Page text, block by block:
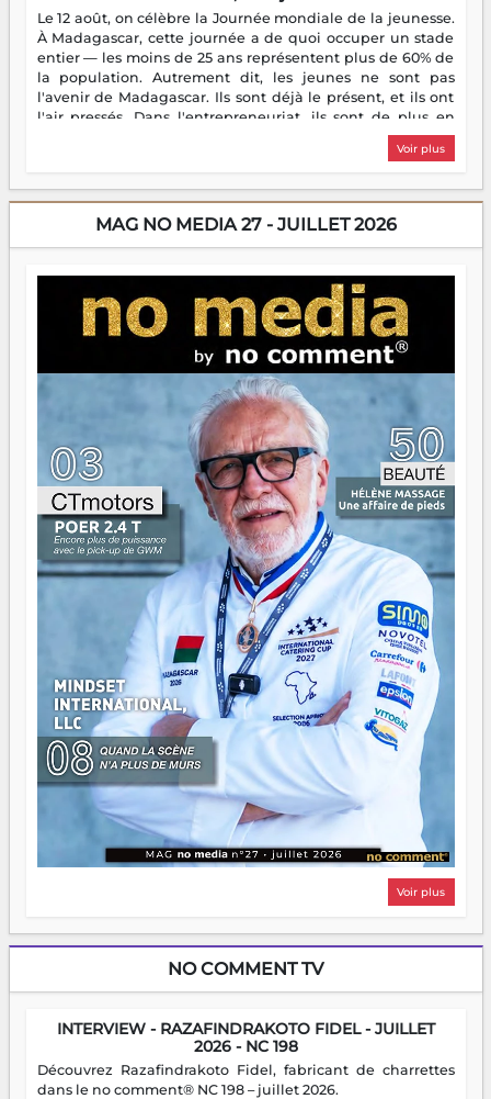
Le 12 août, on célèbre la Journée mondiale de la jeunesse.
À Madagascar, cette journée a de quoi occuper un stade
entier — les moins de 25 ans représentent plus de 60% de
la population. Autrement dit, les jeunes ne sont pas
l'avenir de Madagascar. Ils sont déjà le présent, et ils ont
l'air pressés. Dans l'entrepreneuriat, ils sont de plus en
plus nombreux à se lancer, à créer, à risquer — souvent
sans filet, souvent sans aide, mais toujours avec cette
encore meilleures. Aina Rasamoelina vient de décrocher le
Prix RFI Instrumental Afrique. Miangaly Elia rafle le Prix
jeunes qui tiennent la torche. Alors oui, on pourrait
s'arrêter là, applaudir et rentrer chez soi satisfait. Mais ce
serait passer à côté d'une chose essentielle. La fougue, ça
brûle fort — et parfois, ça brûle vite. Une flamme sans
direction peut éclairer autant qu'elle peut consumer. C'est
là que les aînés entrent en scène — pas pour reprendre le
gouvernail, mais pour montrer où sont les récifs. Les jeunes
ont la force, les vieux ont l'expérience, comme on dit. Ce
n'est pas un combat de générations — c'est une question
d'équipage. Partagez vos réussites, mais aussi vos échecs.
Surtout vos échecs, d'ailleurs — ils enseignent mieux que
n'importe quel manuel. À Madagascar, la barque avance.
Il faut juste s'assurer que tout le monde rame dans le
même sens.
Voir plus
MAG NO MEDIA 27 - JUILLET 2026
Voir plus
NO COMMENT TV
INTERVIEW - RAZAFINDRAKOTO FIDEL - JUILLET
2026 - NC 198
Découvrez Razafindrakoto Fidel, fabricant de charrettes
dans le no comment® NC 198 – juillet 2026.